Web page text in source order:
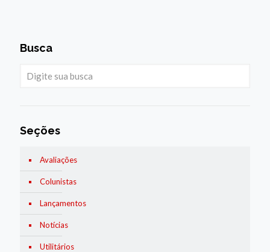
Busca
Seções
Avaliações
Colunistas
Lançamentos
Notícias
Utilitários